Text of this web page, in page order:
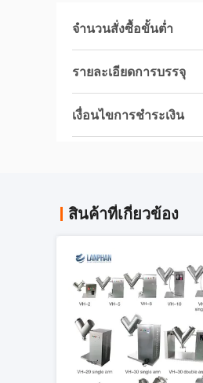
จำนวนสั่งซื้อขั้นต่ำ
รายละเอียดการบรรจุ
เงื่อนไขการชำระเงิน
สินค้าที่เกี่ยวข้อง